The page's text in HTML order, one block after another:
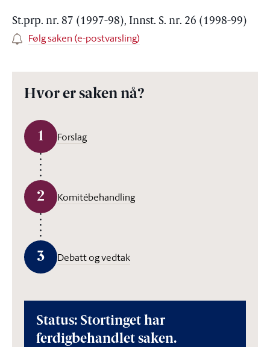
St.prp. nr. 87 (1997-98), Innst. S. nr. 26 (1998-99)
Følg saken (e-postvarsling)
Hvor er saken nå?
1 Forslag
2 Komitébehandling
3 Debatt og vedtak
Status: Stortinget har
ferdigbehandlet saken.